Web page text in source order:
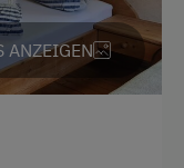
ANZEIGEN